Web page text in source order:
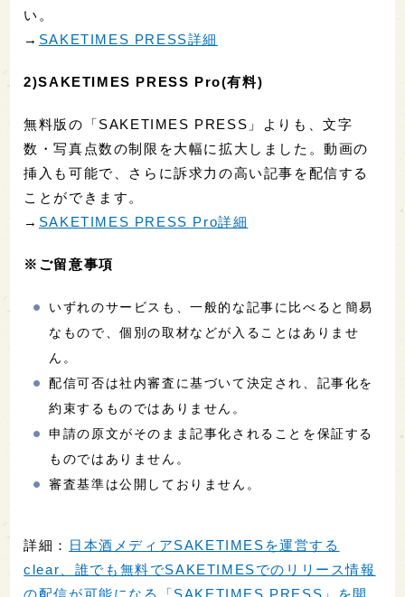
い。
→ SAKETIMES PRESS詳細
2)SAKETIMES PRESS Pro(有料)
無料版の「SAKETIMES PRESS」よりも、文字
数・写真点数の制限を大幅に拡大しました。動画の
挿入も可能で、さらに訴求力の高い記事を配信する
ことができます。
→ SAKETIMES PRESS Pro詳細
※ご留意事項
いずれのサービスも、一般的な記事に比べると簡易
なもので、個別の取材などが入ることはありませ
ん。
配信可否は社内審査に基づいて決定され、記事化を
約束するものではありません。
申請の原文がそのまま記事化されることを保証する
ものではありません。
審査基準は公開しておりません。
詳細：
日本酒メディアSAKETIMESを運営する
clear、誰でも無料でSAKETIMESでのリリース情報